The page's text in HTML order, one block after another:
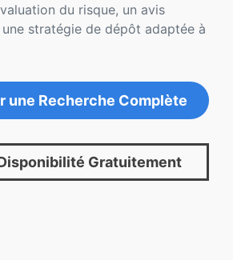
du risque, un avis
stratégie de dépôt adaptée à
une Recherche Complète
Gratuitement